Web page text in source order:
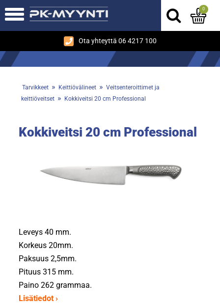
Ota yhteyttä 06 4217 100
0
Tarvikkeet » Keittiövälineet » Veitsenteroittimet ja
keittiöveitset » Kokkiveitsi 20 cm Professional
Kokkiveitsi 20 cm Professional
Leveys 40 mm.
Korkeus 20mm.
Paksuus 2,5mm.
Pituus 315 mm.
Paino 262 grammaa.
Lisätiedot ›